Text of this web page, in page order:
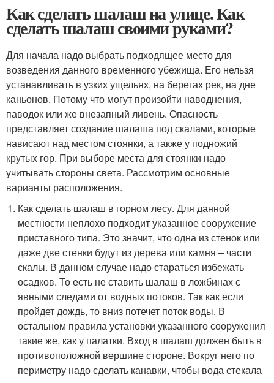
Как сделать шалаш на улице. Как
сделать шалаш своими руками?
Для начала надо выбрать подходящее место для
возведения данного временного убежища. Его нельзя
устанавливать в узких ущельях, на берегах рек, на дне
каньонов. Потому что могут произойти наводнения,
паводок или же внезапный ливень. Опасность
представляет создание шалаша под скалами, которые
нависают над местом стоянки, а также у подножий
крутых гор. При выборе места для стоянки надо
учитывать стороны света. Рассмотрим основные
варианты расположения.
Как сделать шалаш в горном лесу. Для данной
местности неплохо подходит указанное сооружение
приставного типа. Это значит, что одна из стенок или
даже две стенки будут из дерева или камня – части
скалы. В данном случае надо стараться избежать
осадков. То есть не ставить шалаш в ложбинах с
явными следами от водных потоков. Так как если
пройдет дождь, то вниз потечет поток воды. В
остальном правила установки указанного сооружения
такие же, как у палатки. Вход в шалаш должен быть в
противоположной вершине стороне. Вокруг него по
периметру надо сделать канавки, чтобы вода стекала